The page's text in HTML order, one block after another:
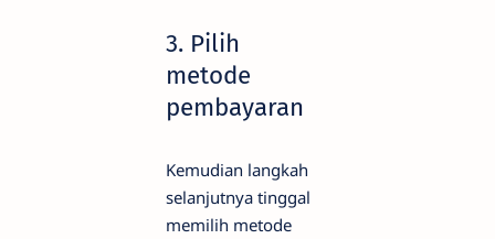
3. Pilih
metode
pembayaran
Kemudian langkah
selanjutnya tinggal
memilih metode